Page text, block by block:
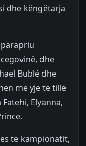
dhe këngëtarja
dhe
Bublé dhe
me yje të tillë
Fatehi, Elyanna,
të kampionatit,